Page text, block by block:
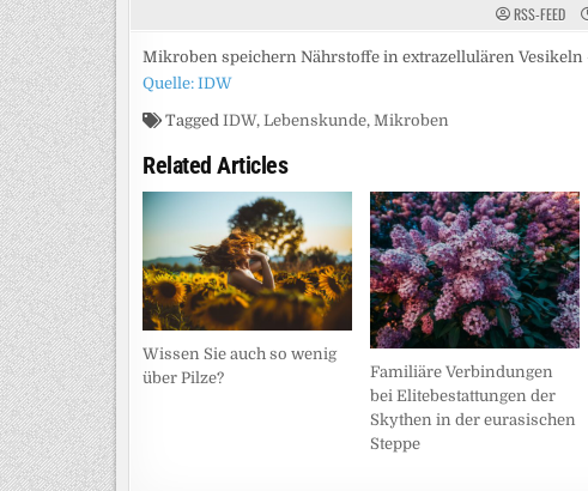
RSS-FEED
Mikroben speichern Nährstoffe in extrazellulären Vesikeln
Quelle: IDW
Tagged IDW, Lebenskunde, Mikroben
Related Articles
Wissen Sie auch so wenig
über Pilze?
Familiäre Verbindungen
bei Elitebestattungen der
Skythen in der eurasischen
Steppe